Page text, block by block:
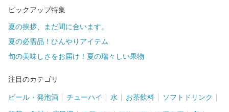
ピックアップ特集
夏の挨拶、まだ間に合います。
夏の必需品！ひんやりアイテム
旬の美味しさをお届け！夏の瑞々しい果物
注目のカテゴリ
ビール・発泡酒 チューハイ 水 お茶飲料 ソフトドリンク